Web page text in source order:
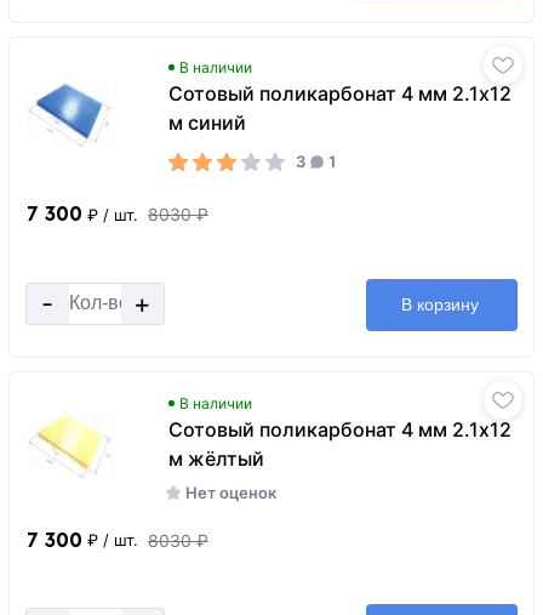
В наличии
Сотовый поликарбонат 4 мм 2.1х12
м синий
3 1
7 300 ₽ / шт. 8030 ₽
- + В корзину
В наличии
Сотовый поликарбонат 4 мм 2.1х12
м жёлтый
Нет оценок
7 300 ₽ / шт. 8030 ₽